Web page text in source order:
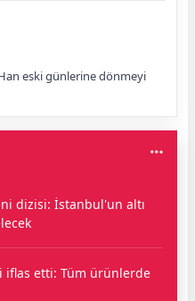
Han eski günlerine dönmeyi
dizisi: İstanbul'un altı
iflas etti: Tüm ürünlerde